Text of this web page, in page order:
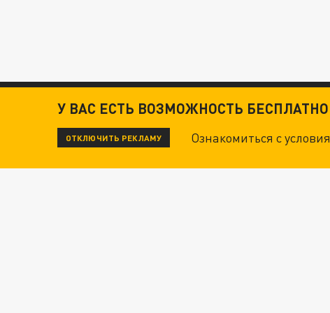
У ВАС ЕСТЬ ВОЗМОЖНОСТЬ
ОТКЛЮЧИТЬ РЕКЛАМУ Ознакомиться с